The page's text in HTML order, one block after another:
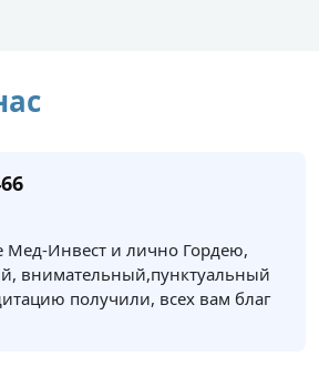
Мед-Инвест и лично Гордею,
внимательный,пунктуальный
получили, всех вам благ